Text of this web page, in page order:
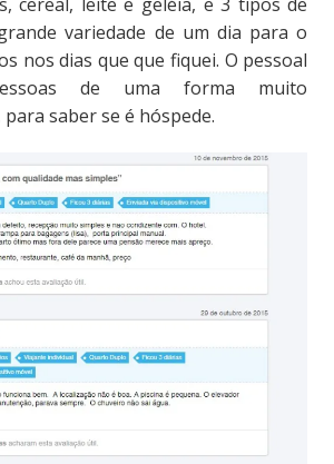
variedade de um dia para o
nos dias que que fiquei. O pessoal
de uma forma muito
saber se é hóspede.